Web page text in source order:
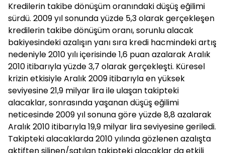
Kredilerin takibe dönüşüm oranındaki düşüş eğilimi
sürdü. 2009 yıl sonunda yüzde 5,3 olarak gerçekleşen
kredilerin takibe dönüşüm oranı, sorunlu alacak
bakiyesindeki azalışın yanı sıra kredi hacmindeki artış
nedeniyle 2010 yılı içerisinde 1,6 puan azalarak Aralık
2010 itibarıyla yüzde 3,7 olarak gerçekleşti. Küresel
krizin etkisiyle Aralık 2009 itibarıyla en yüksek
seviyesine 21,9 milyar lira ile ulaşan takipteki
alacaklar, sonrasında yaşanan düşüş eğilimi
neticesinde 2009 yıl sonuna göre yüzde 8,8 azalarak
Aralık 2010 itibarıyla 19,9 milyar lira seviyesine geriledi.
Takipteki alacaklarda 2010 yılında gözlenen azalışta